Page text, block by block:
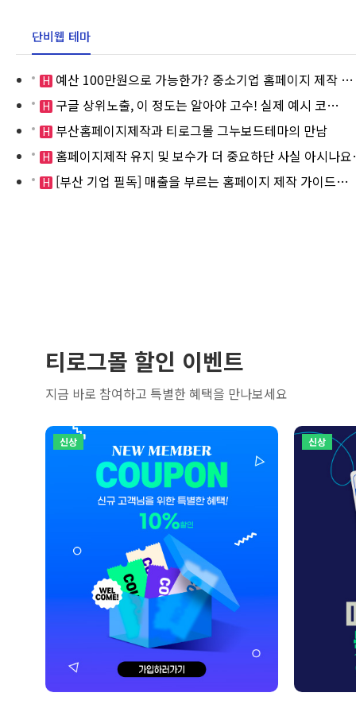
단비웹 테마
H 예산 100만원으로 가능한가? 중소기업 홈페이지 제작 …
H 구글 상위노출, 이 정도는 알아야 고수! 실제 예시 코…
H 부산홈페이지제작과 티로그몰 그누보드테마의 만남
H 홈페이지제작 유지 및 보수가 더 중요하단 사실 아시나
H [부산 기업 필독] 매출을 부르는 홈페이지 제작 가이드…
티로그몰 할인 이벤트
지금 바로 참여하고 특별한 혜택을 만나보세요
신상 신상